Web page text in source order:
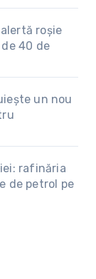
roșie
40 de
un nou
rafinăria
de petrol pe